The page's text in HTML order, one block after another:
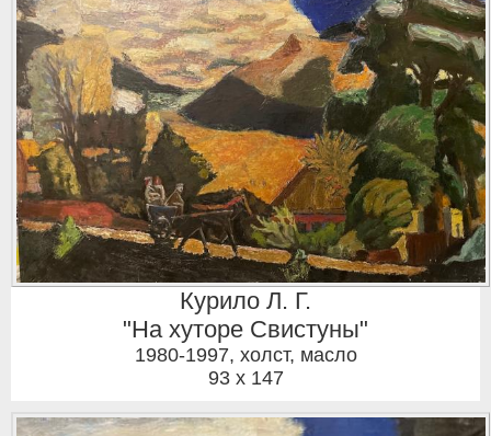
Курило Л. Г.
"На хуторе Свистуны"
1980-1997, холст, масло
93 x 147